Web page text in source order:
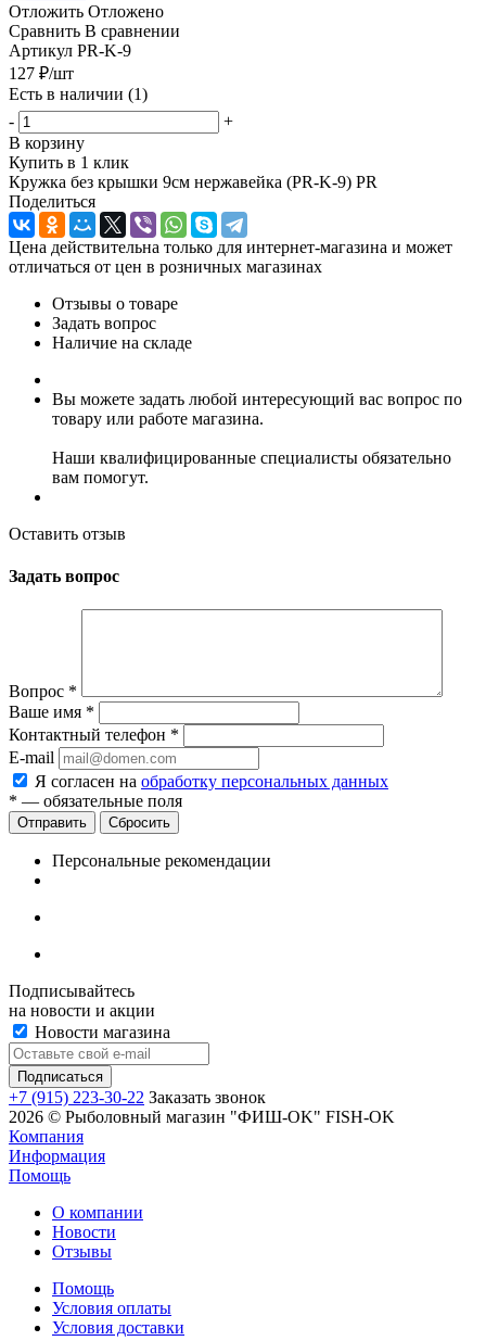
Отложить Отложено
Сравнить В сравнении
Артикул PR-K-9
127 ₽/шт
Есть в наличии (1)
-
+
В корзину
Купить в 1 клик
Кружка без крышки 9см нержавейка (PR-K-9) PR
Поделиться
Цена действительна только для интернет-магазина и может
отличаться от цен в розничных магазинах
Отзывы о товаре
Задать вопрос
Наличие на складе
Вы можете задать любой интересующий вас вопрос по
товару или работе магазина.
Наши квалифицированные специалисты обязательно
вам помогут.
Оставить отзыв
Задать вопрос
Вопрос *
Ваше имя *
Контактный телефон *
E-mail
Я согласен на обработку персональных данных
* — обязательные поля
Сбросить
Персональные рекомендации
Подписывайтесь
на новости и акции
Новости магазина
+7 (915) 223-30-22 Заказать звонок
2026 © Рыболовный магазин "ФИШ-OK" FISH-OK
Компания
Информация
Помощь
О компании
Новости
Отзывы
Помощь
Условия оплаты
Условия доставки